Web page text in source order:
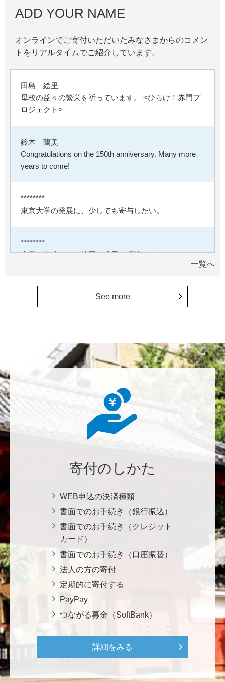
ADD YOUR NAME
オンラインでご寄付いただいたみなさまからのコメン
トをリアルタイムでご紹介しています。
田島 絵里
母校の益々の繁栄を祈っています。 <ひらけ！赤門プ
ロジェクト>
鈴木 蘭美
Congratulations on the 150th anniversary. Many more
years to come!
********
東京大学の発展に、少しでも寄与したい。
********
本日は素晴らしい練習の成果を拝聴しました。これか
鈴木 悦郎
赤門が再び開く日を楽しみにしております。 <ひら
南鳥島EEZに眠る国産レアアース資源の商業化を実現
し、日本を中核とする新たなレアアースサプライチェ
<南鳥島レアアース泥・マンガンノジュールを開発し
て日本の未来を拓く>
2026年大会お疲れ様です！ 全体で見ると色々事件が起
きた大会でしたが、無事に走り切れたとのことでおめ
でとうございます！ <東京大学フォーミュラファクト
リー支援基金>
経済学部の卒業生です。消費税や為替、金利政策な
ど、国民生活に直結する経済政策への関心と議論が高
まる中、専門的知見を分かりやすく伝え国民の理解向
じ、その一助となりたく寄付を決意いたしました。 <
経済学研究科・経済学部支援基金>
一覧へ
See more
寄付のしかた
WEB申込の決済種類
書面でのお手続き（銀行振込）
書面でのお手続き（クレジット
カード）
書面でのお手続き（口座振替）
法人の方の寄付
定期的に寄付する
PayPay
つながる募金（SoftBank）
詳細をみる